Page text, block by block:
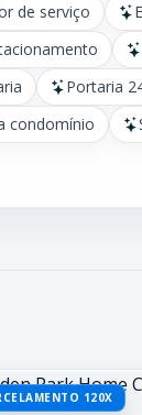
de serviço
Portaria
condomínio
120X